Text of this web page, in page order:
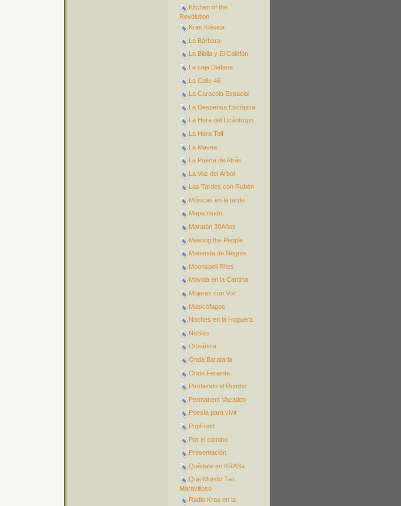
Kitchen of the
Revolution
Kras Klásica
La Bárbara
La Biblia y El Calefón
La caja Diáfana
La Calle 46
La Caracola Espacial
La Despensa Escópica
La Hora del Licántropo
La Hora Tolf
La Mavea
La Puerta de Atrás
La Voz del Árbol
Las Tardes con Rubén
Músicas en la tarde
Mapa mudo
Maratón 30Años
Meeting the People
Merienda de Negros
Moonspell Rites
Movida en la Cantina
Mujeres con Voz
Musicófagos
Noches en la Hoguera
NoSitio
Oceánica
Onda Barataria
Onda Feriante
Perdiendo el Rumbo
Permanent Vacation
Poesía para vivir
PopFood
Por el camino
Presentación
Quédate en KRASa
Que Mundo Tan
Maravilloso
Radio Kras en la